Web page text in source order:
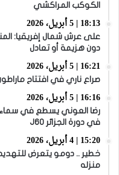
الكوكب المراكشي
18:13 | 5 أبريل، 2026
دون هزيمة أو تعادل
16:21 | 5 أبريل، 2026
صراع ناري في افتتاح
16:16 | 5 أبريل، 2026
رضا العوني يسطع في سماء
في دورة الجزائر J60
15:20 | 4 أبريل، 2026
خطير .. دومو يتعرض
منزله